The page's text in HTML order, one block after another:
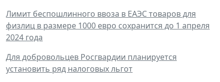
Лимит беспошлинного ввоза в ЕАЭС товаров для
физлиц в размере 1000 евро сохранится до 1 апреля
2024 года
Для добровольцев Росгвардии планируется
установить ряд налоговых льгот